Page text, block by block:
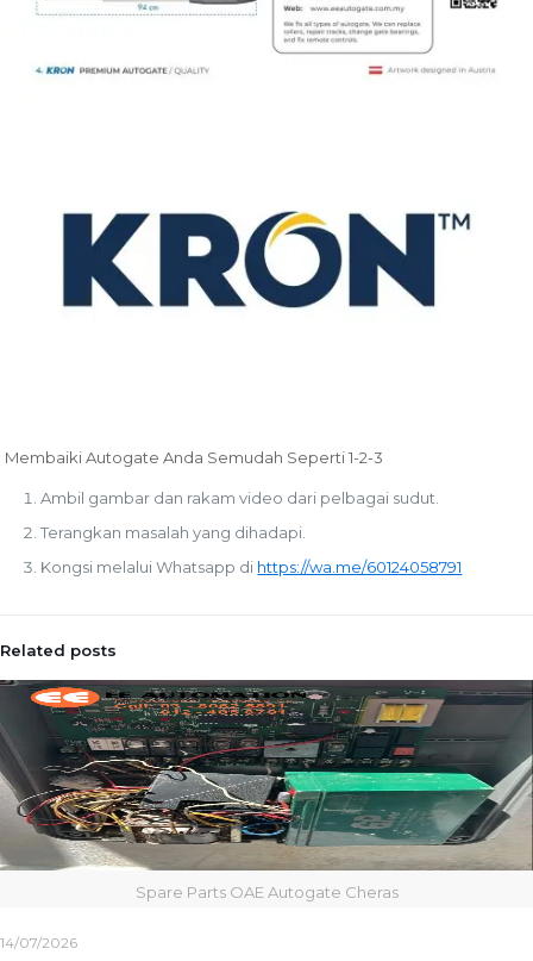
Membaiki Autogate Anda Semudah Seperti 1-2-3
Ambil gambar dan rakam video dari pelbagai sudut.
Terangkan masalah yang dihadapi.
Kongsi melalui Whatsapp di https://wa.me/60124058791
Related posts
Spare Parts OAE Autogate Cheras
14/07/2026